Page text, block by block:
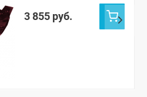
3 855 руб.